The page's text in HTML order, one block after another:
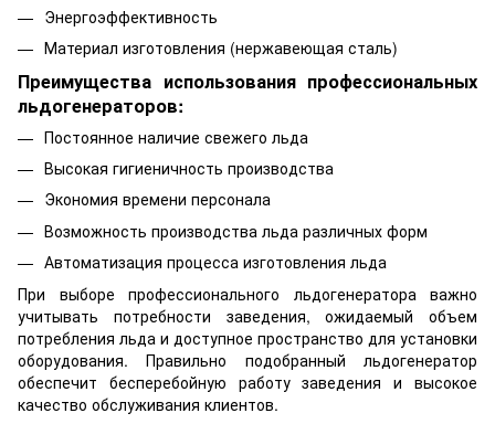
Энергоэффективность
Материал изготовления (нержавеющая сталь)
Преимущества использования профессиональных
льдогенераторов:
Постоянное наличие свежего льда
Высокая гигиеничность производства
Экономия времени персонала
Возможность производства льда различных форм
Автоматизация процесса изготовления льда
При выборе профессионального льдогенератора важно
учитывать потребности заведения, ожидаемый объем
потребления льда и доступное пространство для установки
оборудования. Правильно подобранный льдогенератор
обеспечит бесперебойную работу заведения и высокое
качество обслуживания клиентов.